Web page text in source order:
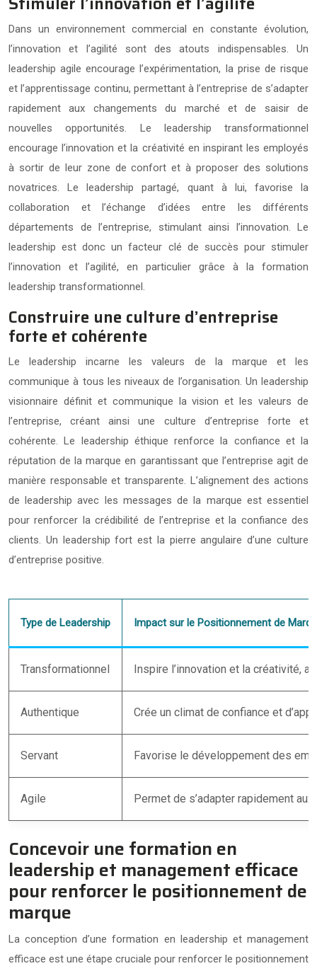
Dans un environnement commercial en constante évolution,
l’innovation et l’agilité sont des atouts indispensables. Un
leadership agile encourage l’expérimentation, la prise de risque
et l’apprentissage continu, permettant à l’entreprise de s’adapter
rapidement aux changements du marché et de saisir de
nouvelles opportunités. Le leadership transformationnel
encourage l’innovation et la créativité en inspirant les employés
à sortir de leur zone de confort et à proposer des solutions
novatrices. Le leadership partagé, quant à lui, favorise la
collaboration et l’échange d’idées entre les différents
départements de l’entreprise, stimulant ainsi l’innovation. Le
leadership est donc un facteur clé de succès pour stimuler
l’innovation et l’agilité, en particulier grâce à la formation
leadership transformationnel.
Construire une culture d’entreprise
forte et cohérente
Le leadership incarne les valeurs de la marque et les
communique à tous les niveaux de l’organisation. Un leadership
visionnaire définit et communique la vision et les valeurs de
l’entreprise, créant ainsi une culture d’entreprise forte et
cohérente. Le leadership éthique renforce la confiance et la
réputation de la marque en garantissant que l’entreprise agit de
manière responsable et transparente. L’alignement des actions
de leadership avec les messages de la marque est essentiel
pour renforcer la crédibilité de l’entreprise et la confiance des
clients. Un leadership fort est la pierre angulaire d’une culture
d’entreprise positive.
Type de Leadership Impact sur le Positionnement de
Transformationnel Inspire l’innovation et la créativité,
Authentique Crée un climat de confiance et
Servant Favorise le développement des
Agile Permet de s’adapter rapidement
Concevoir une formation en
leadership et management efficace
pour renforcer le positionnement de
marque
La conception d’une formation en leadership et management
efficace est une étape cruciale pour renforcer le positionnement